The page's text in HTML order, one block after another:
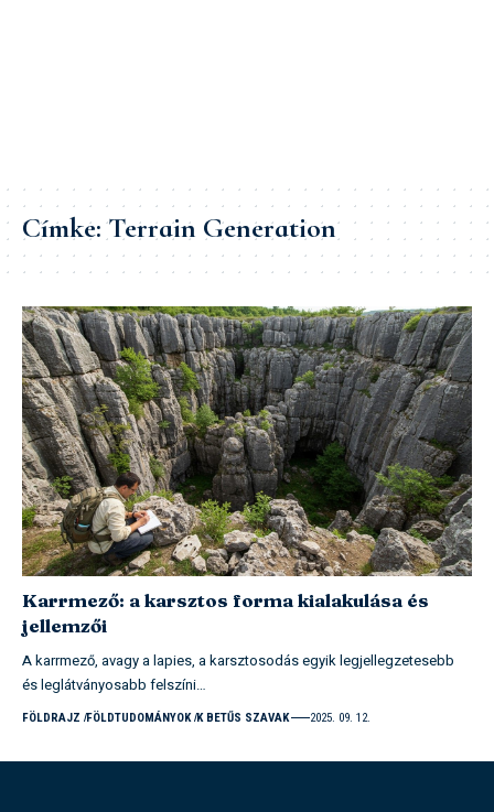
Címke:Terrain Generation
Karrmező: a karsztos forma kialakulása és
jellemzői
A karrmező, avagy a lapies, a karsztosodás egyik legjellegzetesebb
és leglátványosabb felszíni…
FÖLDRAJZ FÖLDTUDOMÁNYOK K BETŰS SZAVAK 2025. 09. 12.